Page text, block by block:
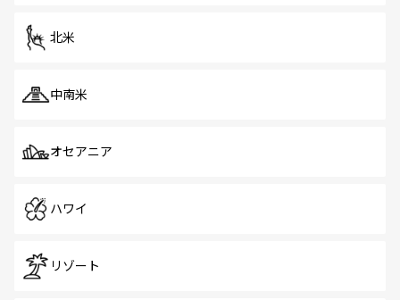
北米
中南米
オセアニア
ハワイ
リゾート